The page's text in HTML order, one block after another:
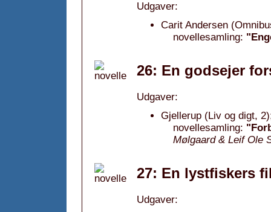
Udgaver:
Carit Andersen
novellesamling:
26: En godsejer
Udgaver:
Gjellerup (Liv og digt,
novellesamling:
Mølgaard & Leif Ole
27: En lystfiskers
Udgaver: